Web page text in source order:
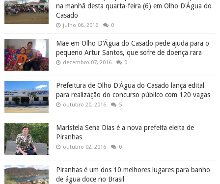
na manhã desta quarta-feira (6) em Olho D'Água do
Casado
julho 06, 2016 0
Mãe em Olho D'Água do Casado pede ajuda para o
pequeno Artur Santos, que sofre de doença rara
dezembro 07, 2016 0
Prefeitura de Olho D'Água do Casado lança edital
para realização do concurso público com 120 vagas
outubro 20, 2016 5
Maristela Sena Dias é a nova prefeita eleita de
Piranhas
outubro 02, 2016 0
Piranhas é um dos 10 melhores lugares para banho
de água doce no Brasil